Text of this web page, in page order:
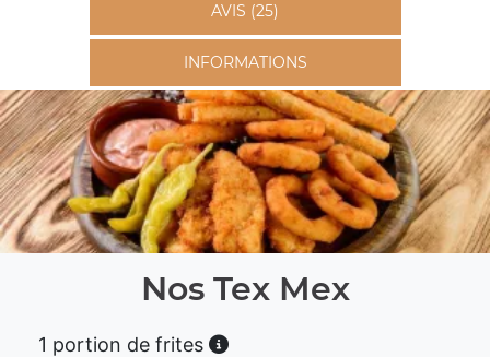
AVIS (25)
INFORMATIONS
Nos Tex Mex
1 portion de frites